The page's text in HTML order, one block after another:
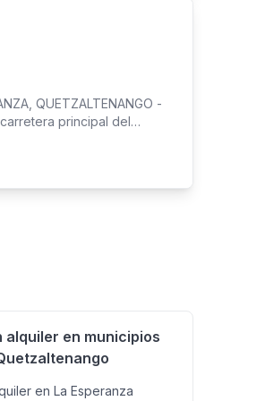
de Quetzaltenango! -
(adjuntar documentos
QUETZALTENANGO -
principal del
fácil acceso para tus
Carlin Propiedad cuenta
al por mayor o menor •
etc - ¡Aprovecha esta
alquiler en municipios
en La Esperanza